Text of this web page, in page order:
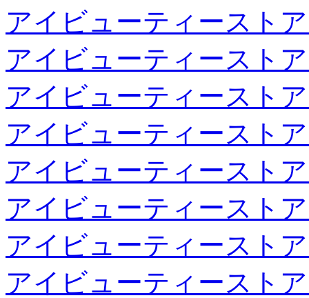
アイビューティースト
アイビューティースト
アイビューティースト
アイビューティースト
アイビューティースト
アイビューティースト
アイビューティースト
アイビューティースト